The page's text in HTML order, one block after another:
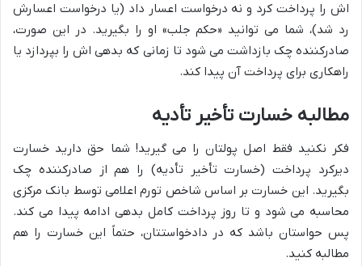
اش را پرداخت کرد و نه درخواست اعسار داد (یا درخواست اعسارش
رد شد)، شما می توانید «حکم جلب» او را بگیرید. در این صورت،
صادرکننده چک بازداشت می شود تا زمانی که بدهی اش را بپردازد یا
راهکاری برای پرداخت آن پیدا کند.
مطالبه خسارت تأخیر تأدیه
فکر نکنید فقط اصل پولتان را می گیرید! شما حق دارید خسارت
دیرکرد پرداخت (خسارت تأخیر تأدیه) را هم از صادرکننده چک
بگیرید. این خسارت بر اساس شاخص تورم اعلامی توسط بانک مرکزی
محاسبه می شود و تا روز پرداخت کامل بدهی ادامه پیدا می کند.
پس حواستان باشد که در دادخواستتان، حتماً این خسارت را هم
مطالبه کنید.